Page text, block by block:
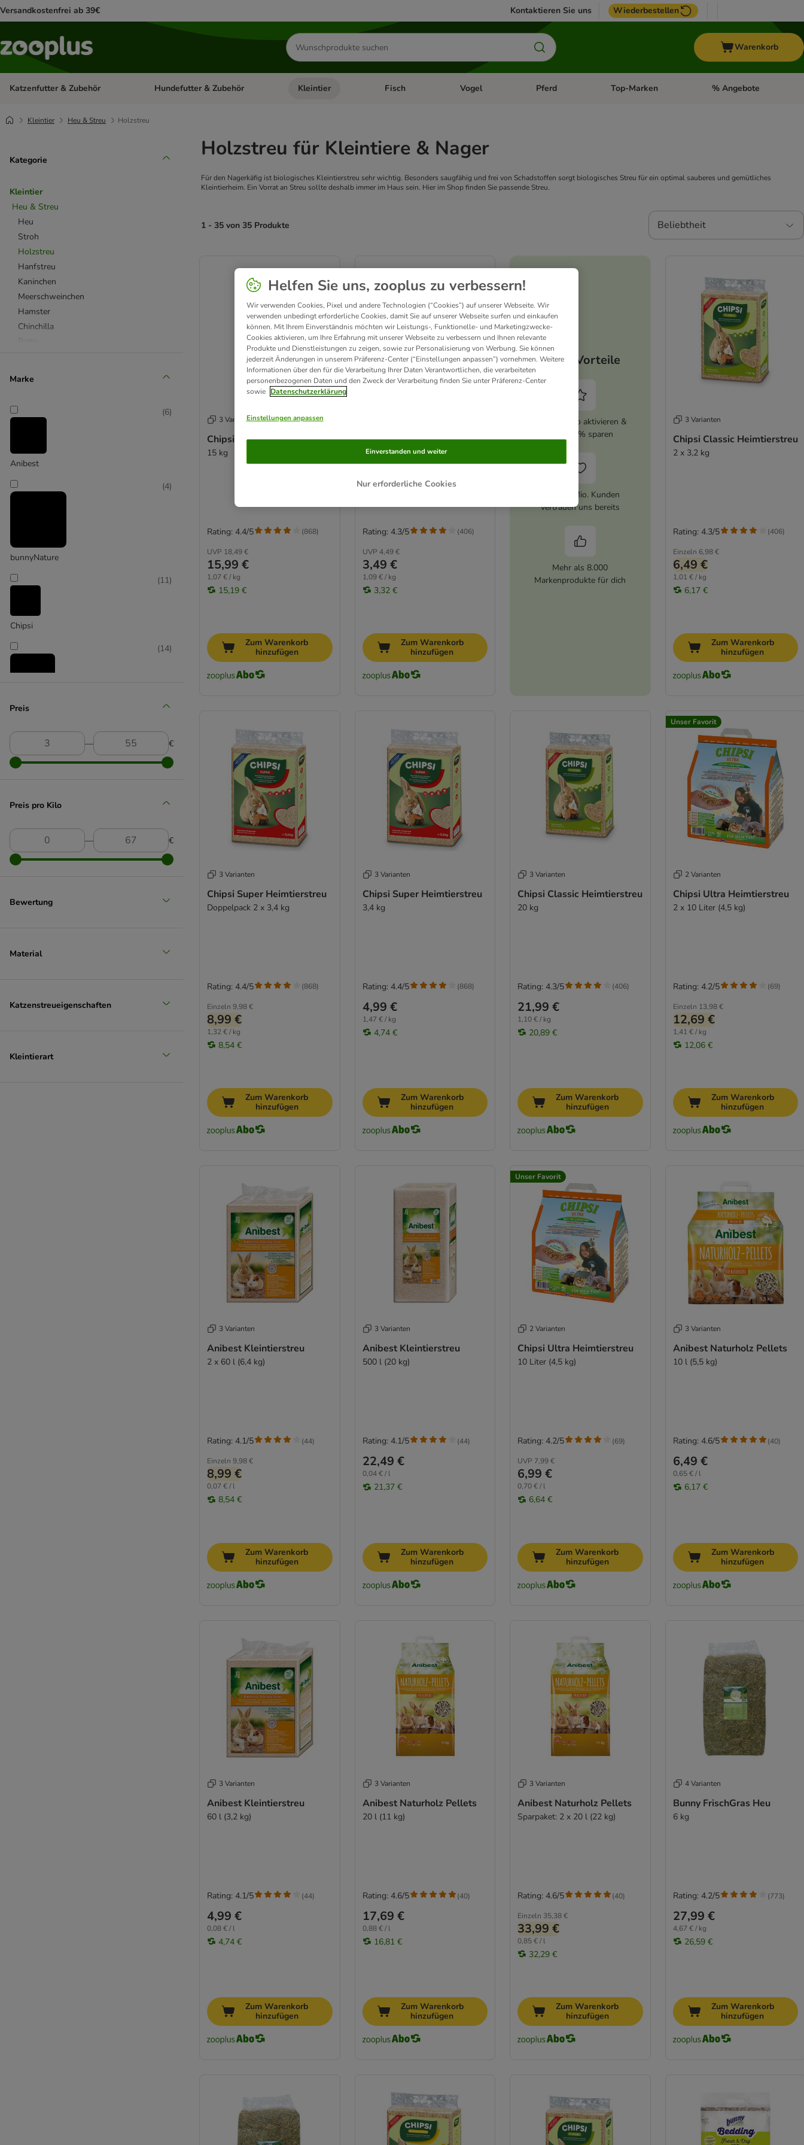
Versandkostenfrei ab 39€ Kontaktieren Sie uns Wiederbestellen
Produkte
suchen
Warenkorb
Katzenfutter & Zubehör Kategorie-Menü öffnen: Katzenfutter & Zubehör
Hundefutter & Zubehör Kategorie-Menü öffnen: Hundefutter & Zubehör
Kleintier Kategorie-Menü öffnen: Kleintier
Fisch Kategorie-Menü öffnen: Fisch
Vogel Kategorie-Menü öffnen: Vogel
Pferd Kategorie-Menü öffnen: Pferd
Top-Marken Kategorie-Menü öffnen:
% Angebote
Kleintier Heu & Streu Holzstreu
Kategorie
Kleintier
Heu & Streu
Heu
Stroh
Holzstreu
Hanfstreu
Kaninchen
Meerschweinchen
Hamster
Chinchilla
Marke
Anibest
(6)
bunnyNature
(4)
Chipsi
(11)
Millamore
(14)
Preis
― €
Preis pro Kilo
― €
Bewertung
Material
Katzenstreueigenschaften
Kleintierart
Holzstreu für Kleintiere & Nager
Für den Nagerkäfig ist biologisches Kleintierstreu sehr wichtig. Besonders saugfähig und frei von Schadstoffen sorgt biologisches Streu für ein optimal sauberes und gemütliches
Kleintierheim. Ein Vorrat an Streu sollte deshalb immer im Haus sein. Hier im Shop finden Sie passende Streu.
1 - 35 von 35 Produkte Beliebtheit
3 Varianten
Chipsi Super Heimtierstreu
15 kg
UVP 18,49 €
15,99 €
1,07 € / kg
15,19 €
Rating: 4.4/5 (868)
Zum Warenkorb
hinzufügen
Chipsi Classic Heimtierstreu
3,2 kg (ca. 60 Liter)
UVP 4,49 €
3,49 €
1,09 € / kg
3,32 €
Rating: 4.3/5 (406)
Zum Warenkorb
hinzufügen
Deine Vorteile
zooplus Abo aktivieren &
immer 5% sparen
Über 10 Mio. Kunden
vertrauen uns bereits
Mehr als 8.000
Markenprodukte für dich
3 Varianten
Chipsi Classic Heimtierstreu
2 x 3,2 kg
Einzeln 6,98 €
6,49 €
1,01 € / kg
6,17 €
Rating: 4.3/5 (406)
Zum Warenkorb
hinzufügen
3 Varianten
Chipsi Super Heimtierstreu
Doppelpack 2 x 3,4 kg
Einzeln 9,98 €
8,99 €
1,32 € / kg
8,54 €
Rating: 4.4/5 (868)
Zum Warenkorb
hinzufügen
3 Varianten
Chipsi Super Heimtierstreu
3,4 kg
4,99 €
1,47 € / kg
4,74 €
Rating: 4.4/5 (868)
Zum Warenkorb
hinzufügen
3 Varianten
Chipsi Classic Heimtierstreu
20 kg
21,99 €
1,10 € / kg
20,89 €
Rating: 4.3/5 (406)
Zum Warenkorb
hinzufügen
Unser Favorit
2 Varianten
Chipsi Ultra Heimtierstreu
2 x 10 Liter (4,5 kg)
Einzeln 13,98 €
12,69 €
1,41 € / kg
12,06 €
Rating: 4.2/5 (69)
Zum Warenkorb
hinzufügen
3 Varianten
Anibest Kleintierstreu
2 x 60 l (6,4 kg)
Einzeln 9,98 €
8,99 €
0,07 € / l
8,54 €
Rating: 4.1/5 (44)
Zum Warenkorb
hinzufügen
3 Varianten
Anibest Kleintierstreu
500 l (20 kg)
22,49 €
0,04 € / l
21,37 €
Rating: 4.1/5 (44)
Zum Warenkorb
hinzufügen
Unser Favorit
2 Varianten
Chipsi Ultra Heimtierstreu
10 Liter (4,5 kg)
UVP 7,99 €
6,99 €
0,70 € / l
6,64 €
Rating: 4.2/5 (69)
Zum Warenkorb
hinzufügen
3 Varianten
Anibest Naturholz Pellets
10 l (5,5 kg)
6,49 €
0,65 € / l
6,17 €
Rating: 4.6/5 (40)
Zum Warenkorb
hinzufügen
3 Varianten
Anibest Kleintierstreu
60 l (3,2 kg)
4,99 €
0,08 € / l
4,74 €
Rating: 4.1/5 (44)
Zum Warenkorb
hinzufügen
3 Varianten
Anibest Naturholz Pellets
20 l (11 kg)
17,69 €
0,88 € / l
16,81 €
Rating: 4.6/5 (40)
Zum Warenkorb
hinzufügen
3 Varianten
Anibest Naturholz Pellets
Sparpaket: 2 x 20 l (22 kg)
Einzeln 35,38 €
33,99 €
0,85 € / l
32,29 €
Rating: 4.6/5 (40)
Zum Warenkorb
hinzufügen
4 Varianten
Bunny FrischGras Heu
6 kg
27,99 €
4,67 € / kg
26,59 €
Rating: 4.2/5 (773)
Zum Warenkorb
hinzufügen
Helfen Sie uns, zooplus zu verbessern!
Wir verwenden Cookies, Pixel und andere Technologien (“Cookies”) auf unserer Webseite. Wir
verwenden unbedingt erforderliche Cookies, damit Sie auf unserer Webseite surfen und einkaufen
können. Mit Ihrem Einverständnis möchten wir Leistungs-, Funktionelle- und Marketingzwecke-
Cookies aktivieren, um Ihre Erfahrung mit unserer Webseite zu verbessern und Ihnen relevante
Produkte und Dienstleistungen zu zeigen, sowie zur Personalisierung von Werbung. Sie können
jederzeit Änderungen in unserem Präferenz-Center (“Einstellungen anpassen”) vornehmen. Weitere
Informationen über den für die Verarbeitung Ihrer Daten Verantwortlichen, die verarbeiteten
personenbezogenen Daten und den Zweck der Verarbeitung finden Sie unter Präferenz-Center
sowie Datenschutzerklärung
Einstellungen anpassen
Nur erforderliche Cookies
Einverstanden und weiter